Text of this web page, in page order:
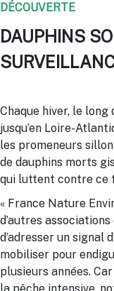
DÉCOUVERTE
DAUPHINS
Chaque hiver, le
jusqu’en Loire-
les promeneurs
de dauphins morts
qui luttent contre ce
« France Nature
d’autres
d’adresser un signal
mobiliser pour
plusieurs années.